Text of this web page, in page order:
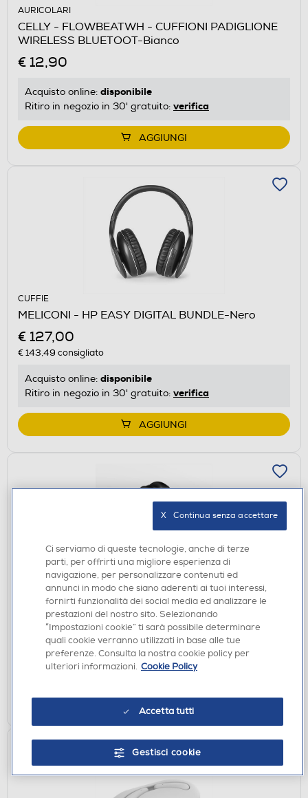
AURICOLARI
CELLY - FLOWBEATWH - CUFFIONI PADIGLIONE
WIRELESS BLUETOOT-Bianco
€ 12,90
Acquisto online: disponibile
Ritiro in negozio in 30' gratuito: verifica
AGGIUNGI
CUFFIE
MELICONI - HP EASY DIGITAL BUNDLE-Nero
€ 127,00
€ 143,49 consigliato
Acquisto online: disponibile
Ritiro in negozio in 30' gratuito: verifica
AGGIUNGI
AURICOLARI
CELLY - SLIDE1 - BLUETOOTH EARPHONES-Nero
€ 49,90
Acquisto online:disponibile
Ritiro in negozio in 30' gratuito:verifica
AGGIUNGI
Ci serviamo di queste tecnologie, anche di terze
parti, per offrirti una migliore esperienza di
navigazione, per personalizzare contenuti ed
annunci in modo che siano aderenti ai tuoi interessi,
fornirti funzionalità dei social media ed analizzare le
prestazioni del nostro sito. Selezionando
“Impostazioni cookie” ti sarà possibile determinare
quali cookie verranno utilizzati in base alle tue
preferenze. Consulta la nostra cookie policy per
ulteriori informazioni. Cookie Policy
Accetta tutti
Gestisci cookie
X   Continua senza accettare